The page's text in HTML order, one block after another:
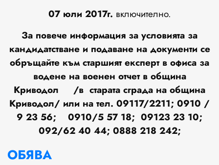
07 юли 2017г. включително.
За повече информация за условията за
кандидатстване и подаване на документи се
обръщайте към старшият експерт в офиса за
водене на военен отчет в община
Криводол /в старата сграда на община
Криводол/ или на тел. 09117/2211; 0910 /
9 23 56; 0910/5 57 18; 09123 23 10;
092/62 40 44; 0888 218 242;
ОБЯВА